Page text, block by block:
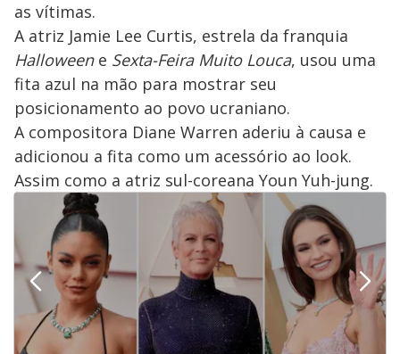
as vítimas.
A atriz Jamie Lee Curtis, estrela da franquia
Halloween e Sexta-Feira Muito Louca, usou uma
fita azul na mão para mostrar seu
posicionamento ao povo ucraniano.
A compositora Diane Warren aderiu à causa e
adicionou a fita como um acessório ao look.
Assim como a atriz sul-coreana Youn Yuh-jung.